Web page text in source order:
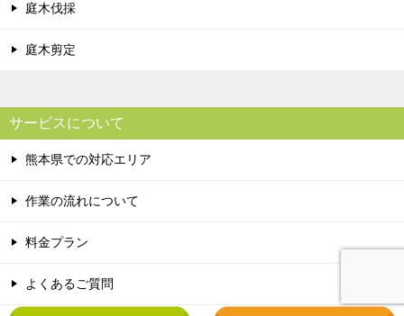
庭木伐採
庭木剪定
サービスについて
熊本県での対応エリア
作業の流れについて
料金プラン
よくあるご質問